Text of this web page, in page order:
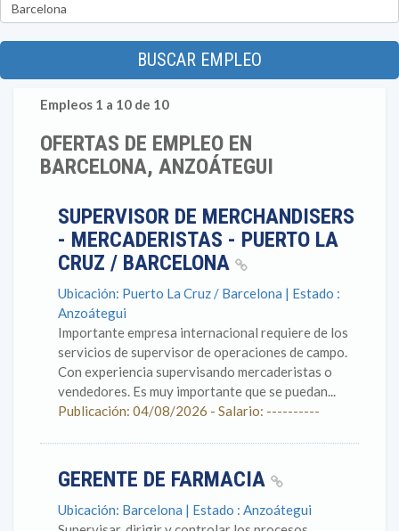
BUSCAR EMPLEO
Empleos 1 a 10 de 10
OFERTAS DE EMPLEO EN
BARCELONA, ANZOÁTEGUI
SUPERVISOR DE MERCHANDISERS
- MERCADERISTAS - PUERTO LA
CRUZ / BARCELONA
Ubicación: Puerto La Cruz / Barcelona | Estado :
Anzoátegui
Importante empresa internacional requiere de los
servicios de supervisor de operaciones de campo.
Con experiencia supervisando mercaderistas o
vendedores. Es muy importante que se puedan...
Publicación: 04/08/2026 - Salario: ----------
GERENTE DE FARMACIA
Ubicación: Barcelona | Estado : Anzoátegui